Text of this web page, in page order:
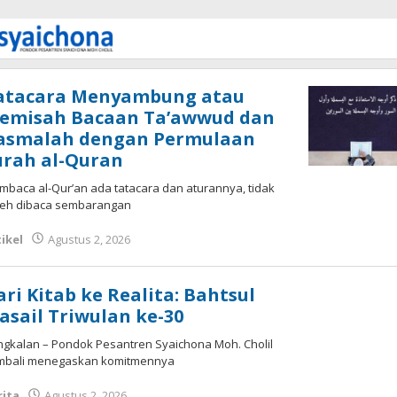
Menyambung atau
Bacaan Ta’awwud dan
dengan Permulaan
al-Quran
al-Qur’an ada tatacara dan aturannya, tidak
dibaca sembarangan
Agustus 2, 2026
Kitab ke Realita: Bahtsul
Triwulan ke-30
– Pondok Pesantren Syaichona Moh. Cholil
menegaskan komitmennya